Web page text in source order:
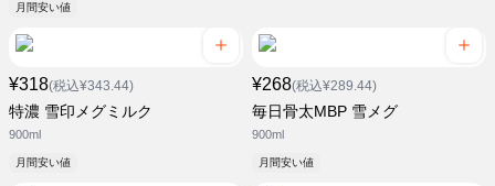
月間安い値
¥318(税込¥343.44)
特濃 雪印メグミルク
900ml
月間安い値
¥268(税込¥289.44)
毎日骨太MBP 雪メグ
900ml
月間安い値